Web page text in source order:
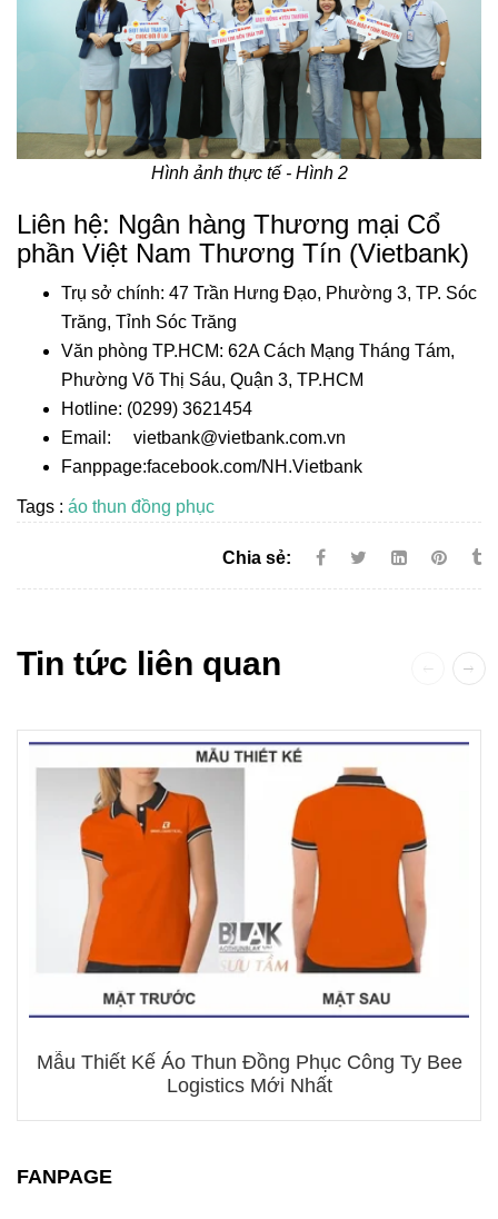
Hình ảnh thực tế - Hình 2
Liên hệ: Ngân hàng Thương mại Cổ
phần Việt Nam Thương Tín (Vietbank)
Trụ sở chính: 47 Trần Hưng Đạo, Phường 3, TP. Sóc
Trăng, Tỉnh Sóc Trăng
Văn phòng TP.HCM: 62A Cách Mạng Tháng Tám,
Phường Võ Thị Sáu, Quận 3, TP.HCM
Hotline: (0299) 3621454
Email: vietbank@vietbank.com.vn
Fanppage:facebook.com/NH.Vietbank
Tags : áo thun đồng phục
Chia sẻ:
Tin tức liên quan
Mẫu Thiết Kế Áo Thun Đồng Phục Công Ty Bee
Logistics Mới Nhất
FANPAGE